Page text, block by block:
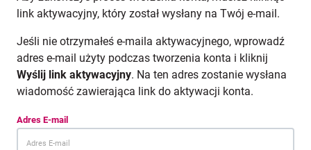
link aktywacyjny, który został wysłany na Twój e-mail.
Jeśli nie otrzymałeś e-maila aktywacyjnego, wprowadź
adres e-mail użyty podczas tworzenia konta i kliknij
Wyślij link aktywacyjny. Na ten adres zostanie wysłana
wiadomość zawierająca link do aktywacji konta.
Adres E-mail